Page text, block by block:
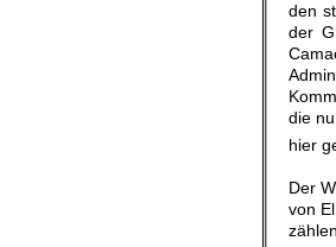
den
der
die
hier
Der
von
zählen.